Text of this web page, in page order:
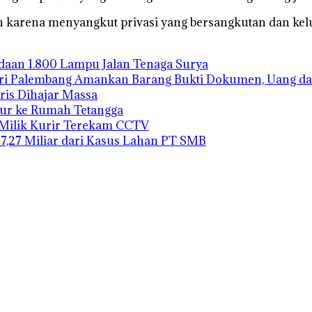
menyangkut privasi yang bersangkutan dan
1.800 Lampu Jalan Tenaga Surya
Palembang Amankan Barang Bukti Dokumen, Uang
Dihajar Massa
ke Rumah Tetangga
Kurir Terekam CCTV
Miliar dari Kasus Lahan PT SMB